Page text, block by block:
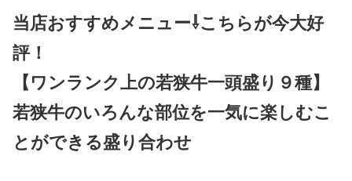
当店おすすめメニュー⇩こちらが今大好
評！
【ワンランク上の若狭牛一頭盛り９種】
若狭牛のいろんな部位を一気に楽しむこ
とができる盛り合わせ